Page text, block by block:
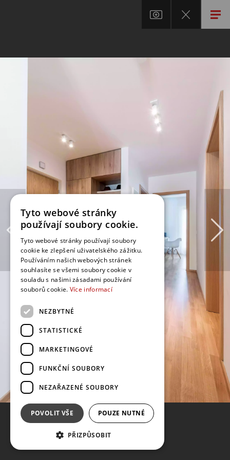
Tyto webové stránky
používají soubory cookie.
Tyto webové stránky používají soubory
cookie ke zlepšení uživatelského zážitku.
Používáním našich webových stránek
souhlasíte se všemi soubory cookie v
souladu s našimi zásadami používání
souborů cookie. Více informací
NEZBYTNÉ
STATISTICKÉ
MARKETINGOVÉ
FUNKČNÍ SOUBORY
NEZAŘAZENÉ SOUBORY
POVOLIT VŠE POUZE NUTNÉ
PŘIZPŮSOBIT